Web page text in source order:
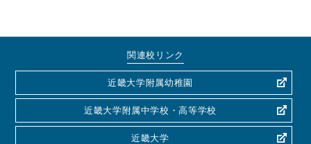
関連校リンク
近畿大学附属幼稚園
近畿大学附属中学校・高等学校
近畿大学